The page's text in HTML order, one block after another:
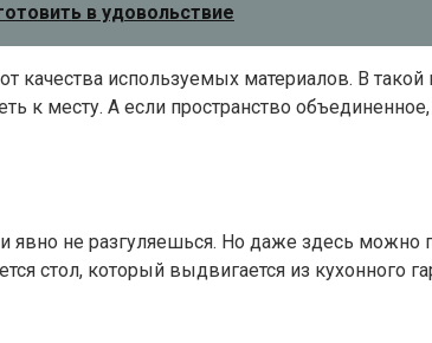
в удовольствие
качества используемых материалов. В
к месту. А если пространство
не разгуляешься. Но даже здесь можно
стол, который выдвигается из кухонного